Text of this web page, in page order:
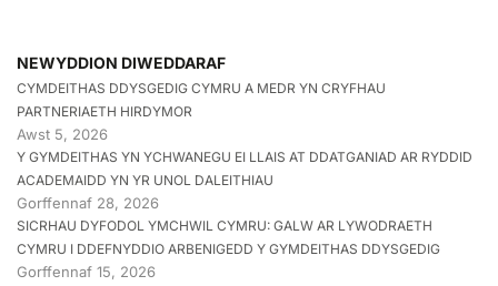
NEWYDDION DIWEDDARAF
CYMDEITHAS DDYSGEDIG CYMRU A MEDR YN CRYFHAU
PARTNERIAETH HIRDYMOR
Awst 5, 2026
Y GYMDEITHAS YN YCHWANEGU EI LLAIS AT DDATGANIAD AR RYDDID
ACADEMAIDD YN YR UNOL DALEITHIAU
Gorffennaf 28, 2026
SICRHAU DYFODOL YMCHWIL CYMRU: GALW AR LYWODRAETH
CYMRU I DDEFNYDDIO ARBENIGEDD Y GYMDEITHAS DDYSGEDIG
Gorffennaf 15, 2026